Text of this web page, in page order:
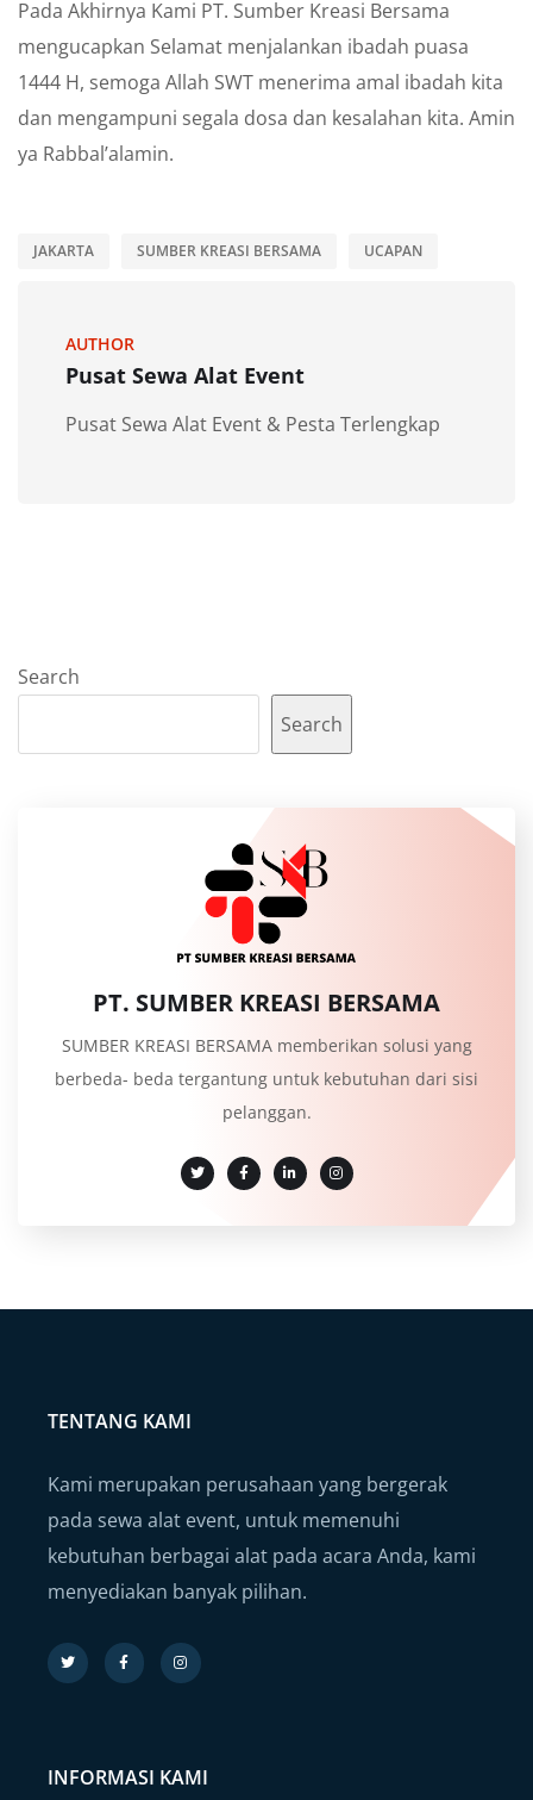
Pada Akhirnya Kami PT. Sumber Kreasi Bersama
mengucapkan Selamat menjalankan ibadah puasa
1444 H, semoga Allah SWT menerima amal ibadah kita
dan mengampuni segala dosa dan kesalahan kita. Amin
ya Rabbal’alamin.
JAKARTA SUMBER KREASI BERSAMA UCAPAN
AUTHOR
Pusat Sewa Alat Event
Pusat Sewa Alat Event & Pesta Terlengkap
Search
Search
PT. SUMBER KREASI BERSAMA
SUMBER KREASI BERSAMA memberikan solusi yang
berbeda- beda tergantung untuk kebutuhan dari sisi
pelanggan.
TENTANG KAMI
Kami merupakan perusahaan yang bergerak
pada sewa alat event, untuk memenuhi
kebutuhan berbagai alat pada acara Anda, kami
menyediakan banyak pilihan.
INFORMASI KAMI